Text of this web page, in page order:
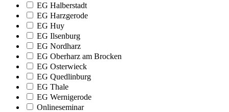
EG Halberstadt
EG Harzgerode
EG Huy
EG Ilsenburg
EG Nordharz
EG Oberharz am Brocken
EG Osterwieck
EG Quedlinburg
EG Thale
EG Wernigerode
Onlineseminar